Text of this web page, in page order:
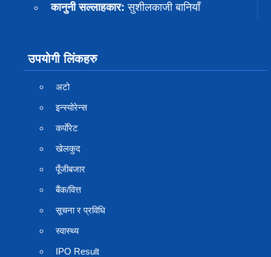
कानुनी सल्लाहकार: सुशीलकाजी बानियाँ
उपयोगी लिंकहरु
अटो
इन्स्योरेन्स
कर्पाेरेट
खेलकुद
पूँजीबजार
बैंक/वित्त
सूचना र प्रविधि
स्वास्थ्य
IPO Result